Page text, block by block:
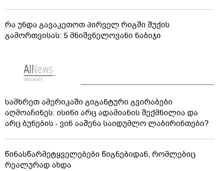
რა უნდა გავაკეთოთ პირველ რიგში შუქის
გამორთვისას: 5 მნიშვნელოვანი ნაბიჯი
სამხრეთ ამერიკაში გიგანტური გვირაბები
აღმოაჩინეს: ისინი არც ადამიანის შექმნილია და
არც ბუნების - ვინ ააშენა საიდუმლო ლაბირინთები?
წინასწარმეტყველებები წიგნებიდან, რომლებიც
რეალურად ახდა